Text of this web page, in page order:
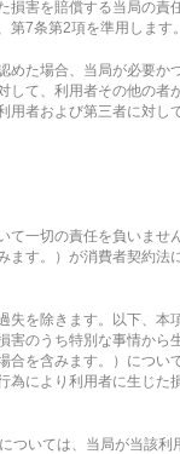
損害を賠償する当局の責
7条第2項を準用します。
めた場合、当局が必要か
して、利用者その他の者
用者および第三者に対し
て一切の責任を負いませ
ます。）が消費者契約法
失を除きます。以下、本
害のうち特別な事情から
合を含みます。）につい
為により利用者に生じた
ついては、当局が当該利